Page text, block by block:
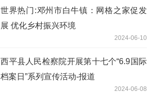
世界热门:邓州市白牛镇：网格之家促发
展 优化乡村振兴环境
2024-06-10
​西平县人民检察院开展第十七个“6.9国际
档案日”系列宣传活动-报道
2024-06-08